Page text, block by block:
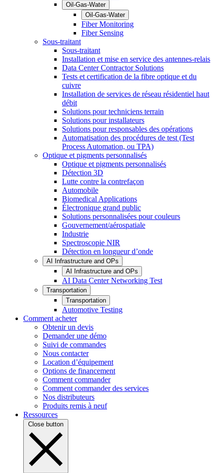
Oil-Gas-Water
Oil-Gas-Water
Fiber Monitoring
Fiber Sensing
Sous-traitant
Sous-traitant
Installation et mise en service des antennes-relais
Data Center Contractor Solutions
Tests et certification de la fibre optique et du
cuivre
Installation de services de réseau résidentiel haut
débit
Solutions pour techniciens terrain
Solutions pour installateurs
Solutions pour responsables des opérations
Automatisation des procédures de test (Test
Process Automation, ou TPA)
Optique et pigments personnalisés
Optique et pigments personnalisés
Détection 3D
Lutte contre la contrefaçon
Automobile
Biomedical Applications
Électronique grand public
Solutions personnalisées pour couleurs
Gouvernement/aérospatiale
Industrie
Spectroscopie NIR
Détection en longueur d’onde
AI Infrastructure and OPs
AI Infrastructure and OPs
AI Data Center Networking Test
Transportation
Transportation
Automotive Testing
Comment acheter
Obtenir un devis
Demander une démo
Suivi de commandes
Nous contacter
Location d’équipement
Options de financement
Comment commander
Comment commander des services
Nos distributeurs
Produits remis à neuf
Ressources
Close button